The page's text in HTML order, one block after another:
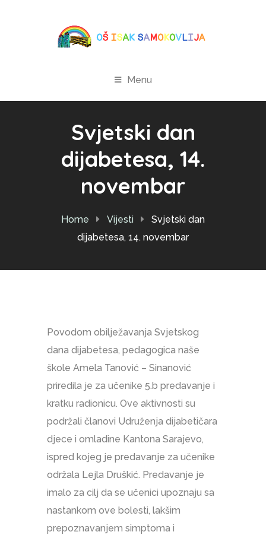
Menu
Svjetski dan
dijabetesa, 14.
novembar
Home Vijesti
Svjetski dan
dijabetesa, 14. novembar
Povodom obilježavanja Svjetskog
dana dijabetesa, pedagogica naše
škole Amela Tanović – Sinanović
priredila je za učenike 5.b predavanje i
kratku radionicu. Ove aktivnosti su
podržali članovi Udruženja dijabetičara
djece i omladine Kantona Sarajevo,
ispred kojeg je predavanje za učenike
održala Lejla Druškić. Predavanje je
imalo za cilj da se učenici upoznaju sa
nastankom ove bolesti, lakšim
prepoznavanjem simptoma i